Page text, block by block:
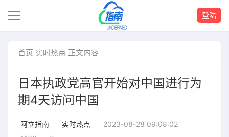
登陆
首页 实时热点 正文内容
日本执政党高官开始对中国进行为
期4天访问中国
阿立指南 实时热点
2023-08-28 09:08:02